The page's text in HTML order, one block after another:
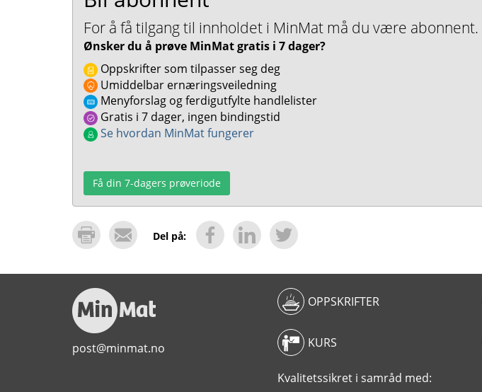
For å få tilgang til innholdet i MinMat må du være abonnent.
Ønsker du å prøve MinMat gratis i 7 dager?
Oppskrifter som tilpasser seg deg
Umiddelbar ernæringsveiledning
Menyforslag og ferdigutfylte handlelister
Gratis i 7 dager, ingen bindingstid
Se hvordan MinMat fungerer
Få din 7-dagers prøveriode
Del på:
post@minmat.no
OPPSKRIFTER
KURS
Kvalitetssikret i samråd med: